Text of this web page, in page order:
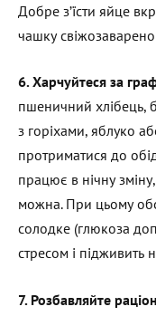
Добре з’їсти яйце
чашку
6. Харчуйтеся за
пшеничний хлібець,
з горіхами, яблуко
протриматися до
працює в нічну
можна. При цьому
солодке (глюкоза
стресом і підживить
7. Розбавляйте